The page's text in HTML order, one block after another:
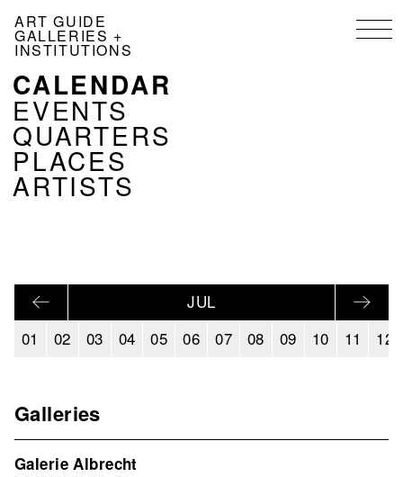
main
ART GUIDE
GALLERIES +
INSTITUTIONS
NAVIGATION
KALENDER
EN
CALENDAR
EVENTS
QUARTERS
PLACES
ARTISTS
JUL
01
02 03 04 05 06 07 08 09 10 11 12
Galleries
Galerie Albrecht